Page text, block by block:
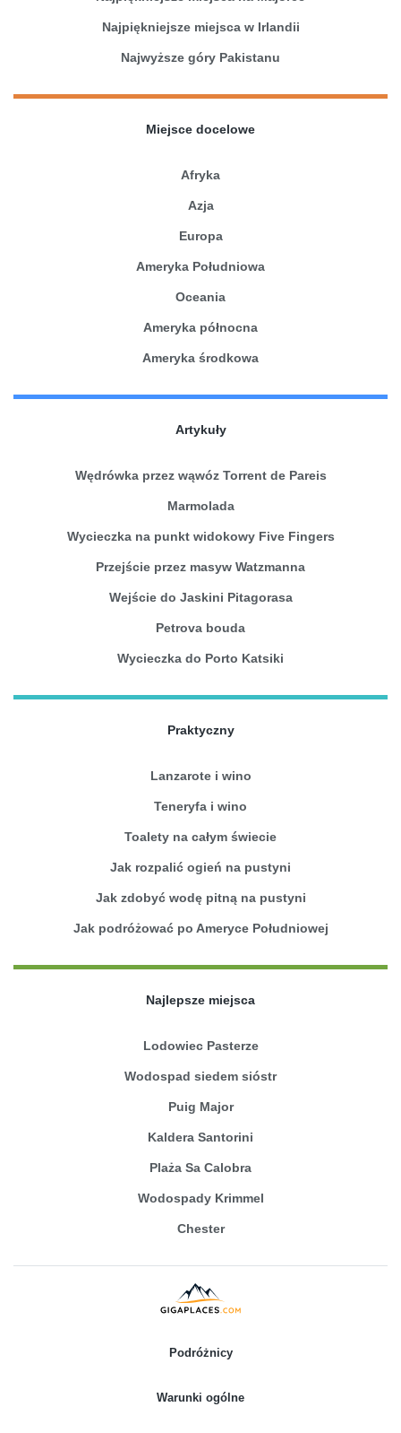
Najpiękniejsze miejsca w Irlandii
Najwyższe góry Pakistanu
Miejsce docelowe
Afryka
Azja
Europa
Ameryka Południowa
Oceania
Ameryka północna
Ameryka środkowa
Artykuły
Wędrówka przez wąwóz Torrent de Pareis
Marmolada
Wycieczka na punkt widokowy Five Fingers
Przejście przez masyw Watzmanna
Wejście do Jaskini Pitagorasa
Petrova bouda
Wycieczka do Porto Katsiki
Praktyczny
Lanzarote i wino
Teneryfa i wino
Toalety na całym świecie
Jak rozpalić ogień na pustyni
Jak zdobyć wodę pitną na pustyni
Jak podróżować po Ameryce Południowej
Najlepsze miejsca
Lodowiec Pasterze
Wodospad siedem sióstr
Puig Major
Kaldera Santorini
Plaża Sa Calobra
Wodospady Krimmel
Chester
Podróżnicy
Warunki ogólne